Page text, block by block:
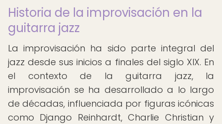
Historia de la improvisación en la
guitarra jazz
La improvisación ha sido parte integral del
jazz desde sus inicios a finales del siglo XIX. En
el contexto de la guitarra jazz, la
improvisación se ha desarrollado a lo largo
de décadas, influenciada por figuras icónicas
como Django Reinhardt, Charlie Christian y